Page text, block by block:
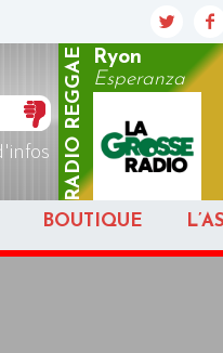
RADIO
REGGAE
Ryon
Esperanza
BOUTIQUE